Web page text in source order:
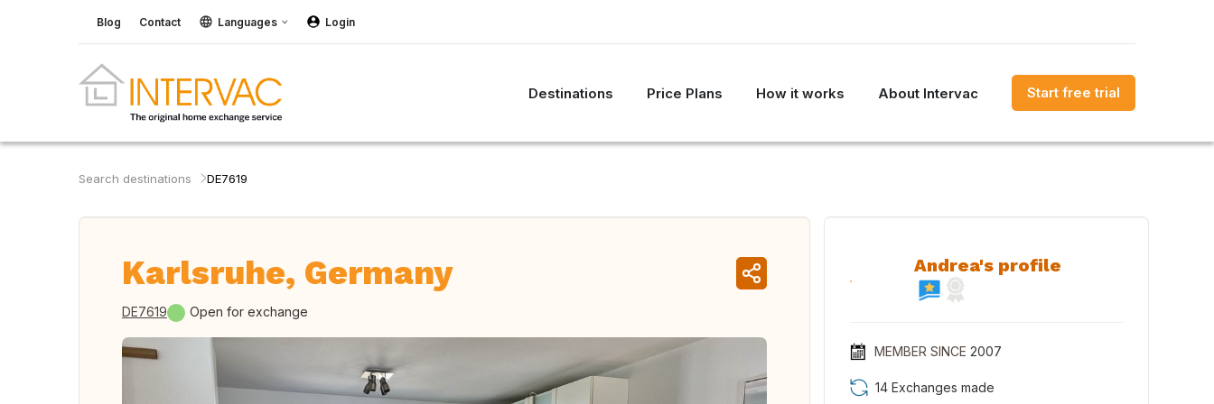
Blog Contact Languages Login
Destinations Price Plans How it works About Intervac Start free trial
Search destinations DE7619
Karlsruhe, Germany
DE7619 Open for exchange
Andrea's profile
MEMBER SINCE 2007
14 Exchanges made